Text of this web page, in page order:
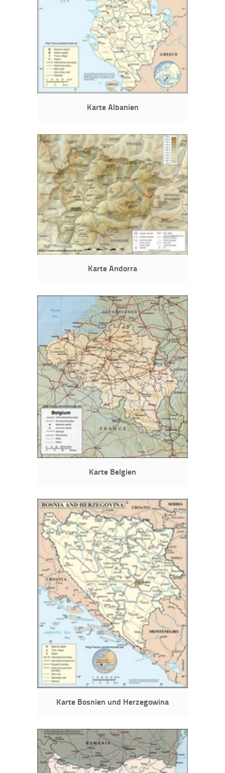
Karte Albanien
Karte Andorra
Karte Belgien
Karte Bosnien und Herzegowina